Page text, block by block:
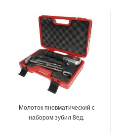
Молоток пневматический с
набором зубил 8ед.